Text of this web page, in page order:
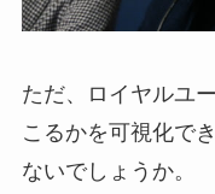
ただ、ロイヤルユ
こるかを可視化で
ないでしょうか。